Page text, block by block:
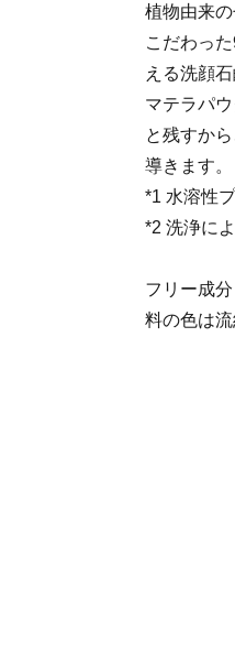
植物由来
こだわっ
える洗顔石
マテラパ
と残すか
導きます
*1 水溶性
*2 洗浄に
フリー成
料の色は